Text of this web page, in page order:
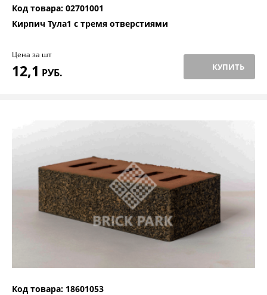
Код товара: 02701001
Кирпич Тула1 с тремя отверстиями
Цена за шт
12,1 РУБ. КУПИТЬ
Код товара: 18601053